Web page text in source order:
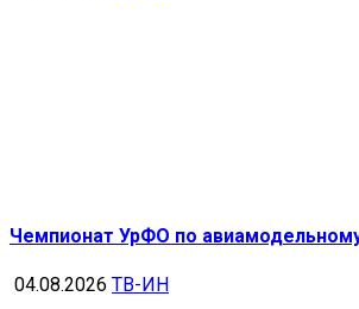
Чемпионат УрФО по
04.08.2026 ТВ-ИН